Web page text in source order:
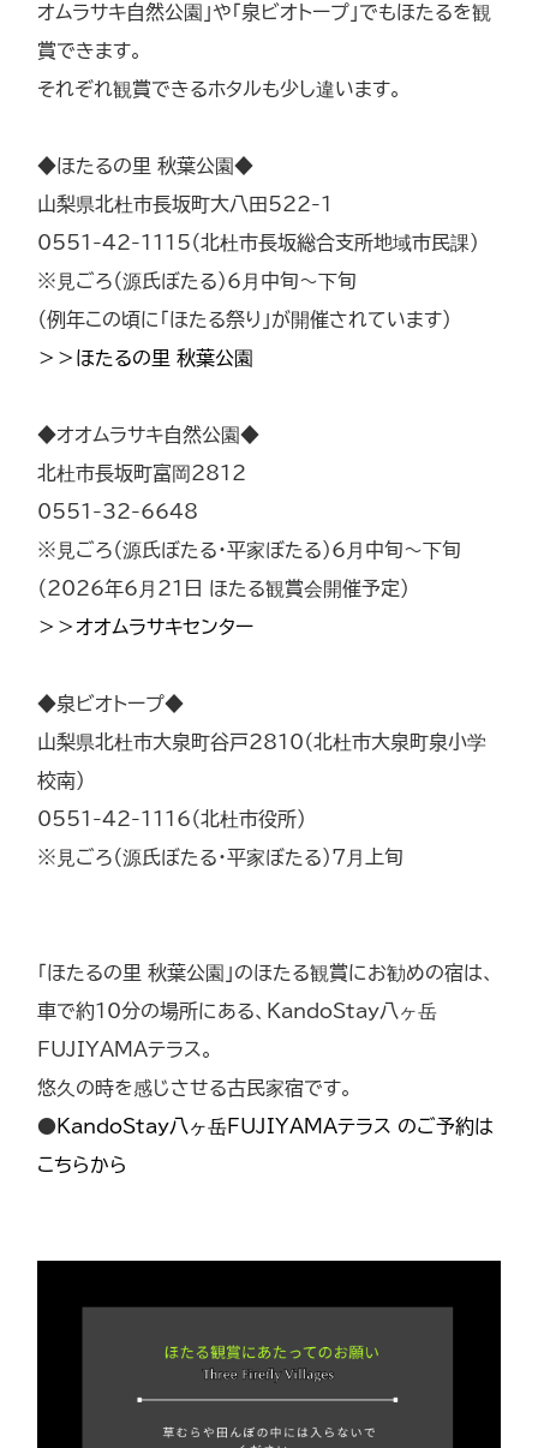
オムラサキ自然公園」や「泉ビオトープ」でもほたるを観
賞できます。
それぞれ観賞できるホタルも少し違います。
◆ほたるの里 秋葉公園◆
山梨県北杜市長坂町大八田522-1
0551-42-1115（北杜市長坂総合支所地域市民課）
※見ごろ（源氏ぼたる）6月中旬～下旬
（例年この頃に「ほたる祭り」が開催されています）
＞＞ほたるの里 秋葉公園
◆オオムラサキ自然公園◆
北杜市長坂町富岡2812
0551-32-6648
※見ごろ（源氏ぼたる・平家ぼたる）6月中旬～下旬
（2026年6月21日 ほたる観賞会開催予定）
＞＞オオムラサキセンター
◆泉ビオトープ◆
山梨県北杜市大泉町谷戸2810（北杜市大泉町泉小学
校南）
0551-42-1116（北杜市役所）
※見ごろ（源氏ぼたる・平家ぼたる）7月上旬
「ほたるの里 秋葉公園」のほたる観賞にお勧めの宿は、
車で約10分の場所にある、KandoStay八ヶ岳
FUJIYAMAテラス。
悠久の時を感じさせる古民家宿です。
●KandoStay八ヶ岳FUJIYAMAテラス のご予約は
こちらから